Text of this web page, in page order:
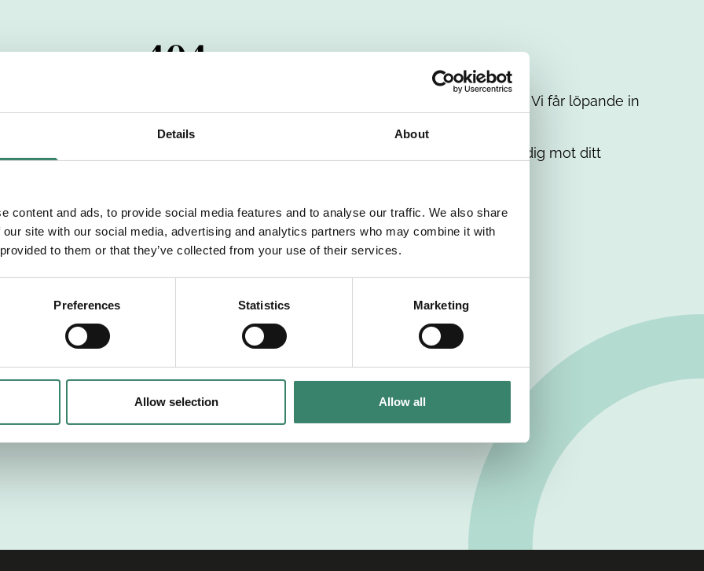
Details About
content and ads, to provide social media features and to analyse our traffic. We also share
site with our social media, advertising and analytics partners who may combine it with
to them or that they’ve collected from your use of their services.
Preferences Statistics Marketing
Allow selection Allow all
404
har passerats. Vi uppskattar verkligen ditt intresse. Misströsta inte. Vi får löpande in
dig med mer information om våra aktuella uppdrag. Tillsammans matchar vi dig mot ditt
Tillbaka till Sverek